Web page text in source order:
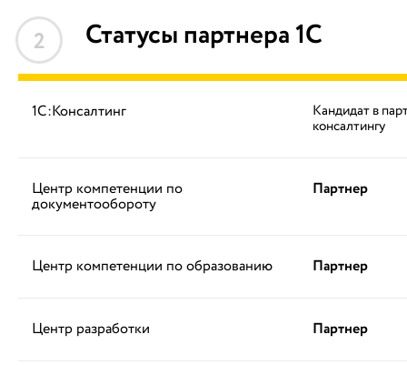
2 Статусы партнера 1С
1С:Консалтинг Кандидат в
консалтингу
Центр компетенции по
документообороту
Партнер
Центр компетенции по образованию Партнер
Центр разработки Партнер